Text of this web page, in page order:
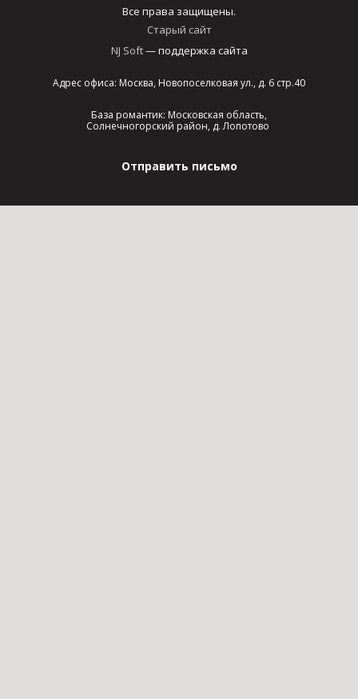
Все права защищены.
Старый сайт
NJ Soft— поддержка сайта
Адрес офиса: Москва, Новопоселковая ул., д. 6 стр.40
База романтик: Московская область,
Солнечногорский район, д. Лопотово
Отправить письмо